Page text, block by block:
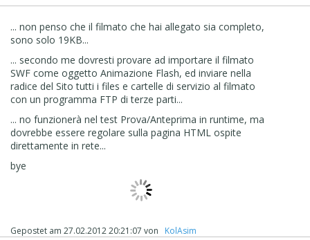
... non penso che il filmato che hai allegato sia completo,
sono solo 19KB...
... secondo me dovresti provare ad importare il filmato
SWF come oggetto Animazione Flash, ed inviare nella
radice del Sito tutti i files e cartelle di servizio al filmato
con un programma FTP di terze parti...
... no funzionerà nel test Prova/Anteprima in runtime, ma
dovrebbe essere regolare sulla pagina HTML ospite
direttamente in rete...
bye
Gepostet am 27.02.2012 20:21:07 von ‪ KolAsim ‪ ‪